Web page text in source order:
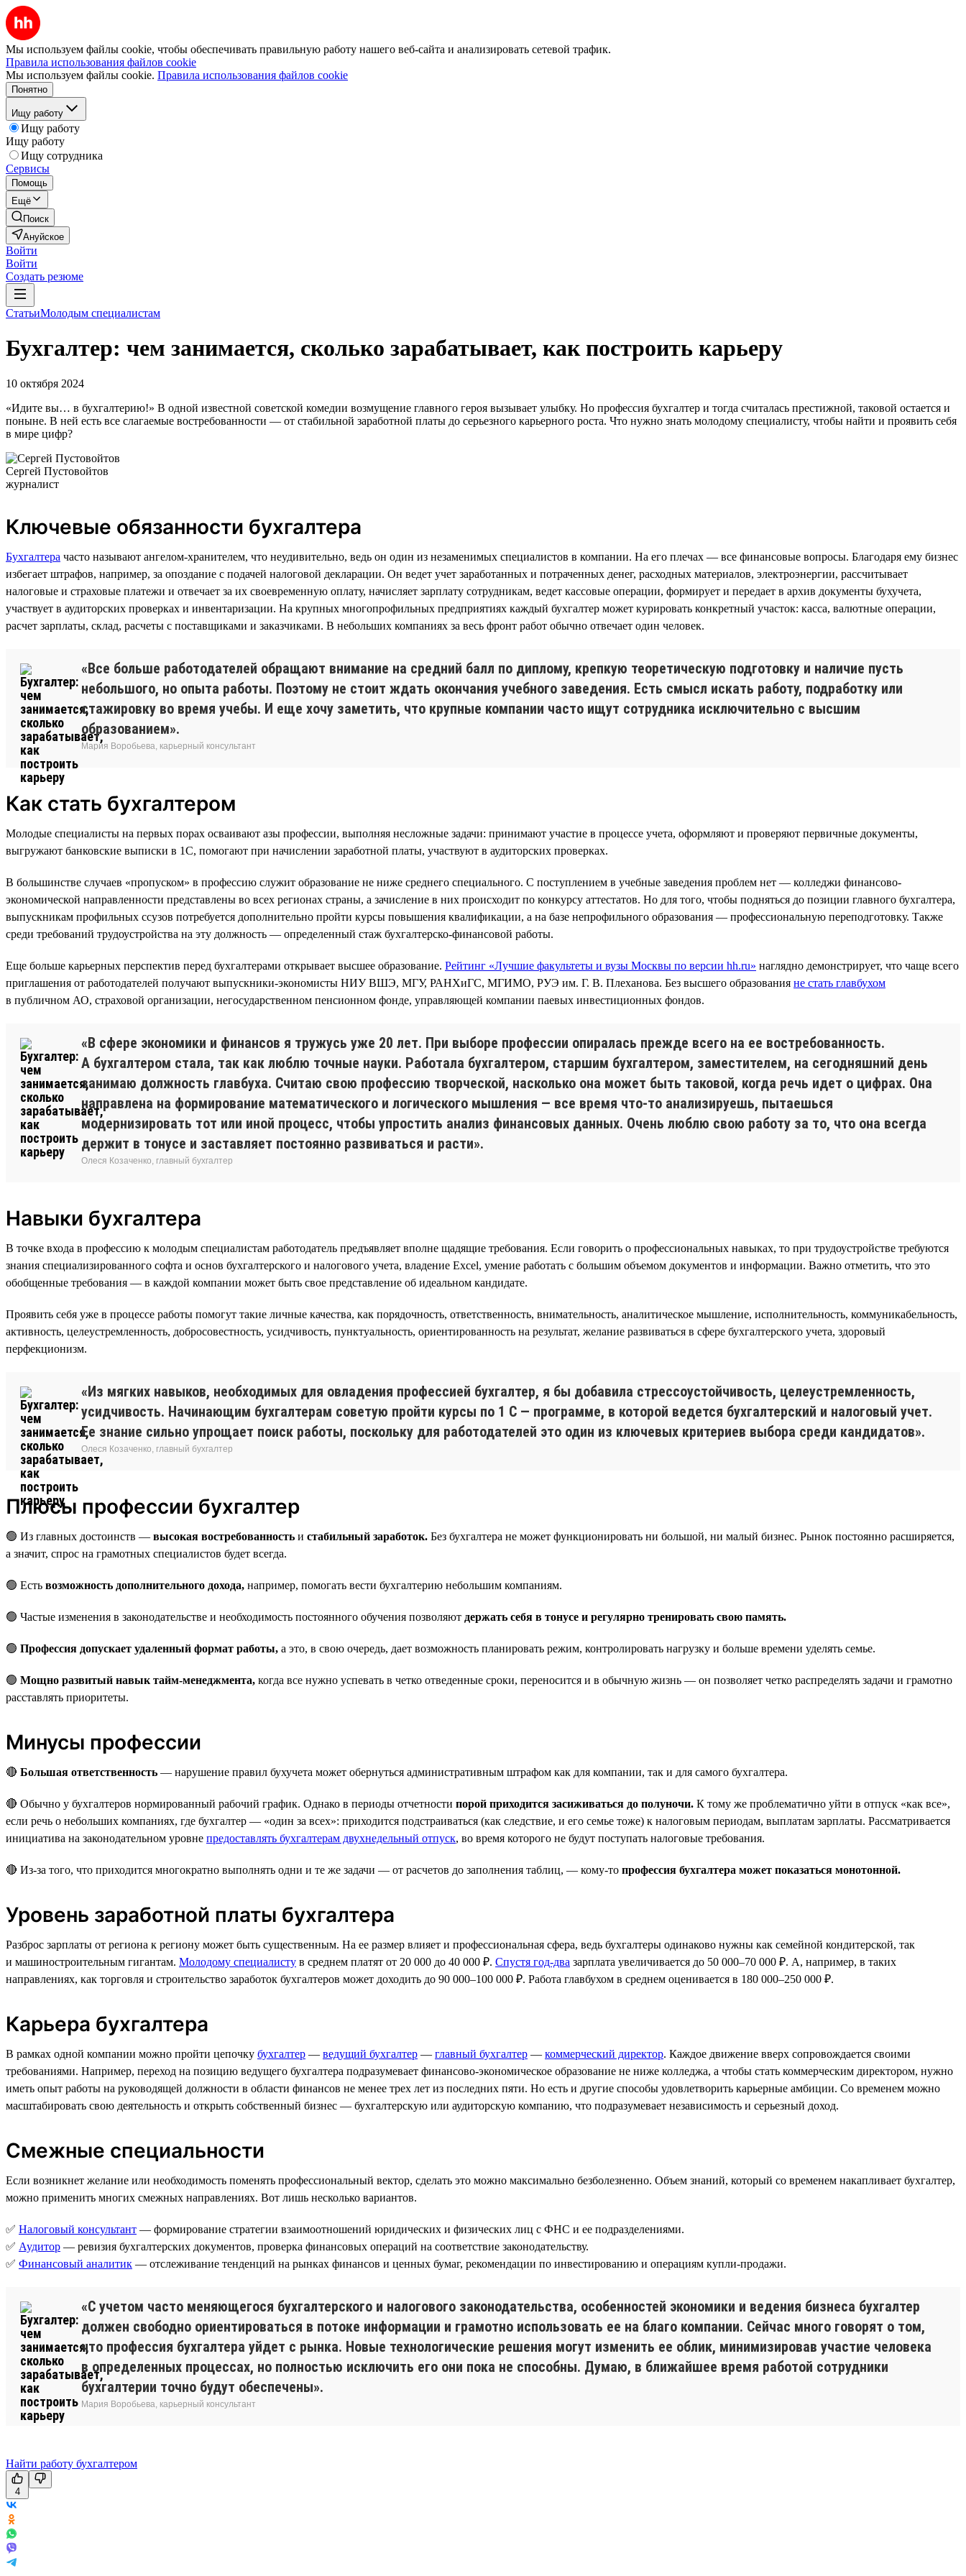
Мы используем файлы cookie, чтобы обеспечивать правильную работу нашего веб-сайта и анализировать сетевой трафик.
Правила использования файлов cookie
Мы используем файлы cookie. Правила использования файлов cookie
Понятно
Ищу работу
Ищу работу
Ищу работу
Ищу сотрудника
Сервисы
Помощь
Ещё
Поиск
Ануйское
Войти
Войти
Создать резюме
СтатьиМолодым специалистам
Бухгалтер: чем занимается, сколько зарабатывает, как построить карьеру
10 октября 2024
«Идите вы… в бухгалтерию!» В одной известной советской комедии возмущение главного героя вызывает улыбку. Но профессия бухгалтер и тогда считалась престижной, таковой остается и
поныне. В ней есть все слагаемые востребованности — от стабильной заработной платы до серьезного карьерного роста. Что нужно знать молодому специалисту, чтобы найти и проявить себя
в мире цифр?
Сергей Пустовойтов
журналист
Ключевые обязанности бухгалтера
Бухгалтера часто называют ангелом-хранителем, что неудивительно, ведь он один из незаменимых специалистов в компании. На его плечах — все финансовые вопросы. Благодаря ему бизнес
избегает штрафов, например, за опоздание с подачей налоговой декларации. Он ведет учет заработанных и потраченных денег, расходных материалов, электроэнергии, рассчитывает
налоговые и страховые платежи и отвечает за их своевременную оплату, начисляет зарплату сотрудникам, ведет кассовые операции, формирует и передает в архив документы бухучета,
участвует в аудиторских проверках и инвентаризации. На крупных многопрофильных предприятиях каждый бухгалтер может курировать конкретный участок: касса, валютные операции,
расчет зарплаты, склад, расчеты с поставщиками и заказчиками. В небольших компаниях за весь фронт работ обычно отвечает один человек.
«Все больше работодателей обращают внимание на средний балл по диплому, крепкую теоретическую подготовку и наличие пусть
небольшого, но опыта работы. Поэтому не стоит ждать окончания учебного заведения. Есть смысл искать работу, подработку или
стажировку во время учебы. И еще хочу заметить, что крупные компании часто ищут сотрудника исключительно с высшим
образованием».
Мария Воробьева, карьерный консультант
Как стать бухгалтером
Молодые специалисты на первых порах осваивают азы профессии, выполняя несложные задачи: принимают участие в процессе учета, оформляют и проверяют первичные документы,
выгружают банковские выписки в 1С, помогают при начислении заработной платы, участвуют в аудиторских проверках.
В большинстве случаев «пропуском» в профессию служит образование не ниже среднего специального. С поступлением в учебные заведения проблем нет — колледжи финансово-
экономической направленности представлены во всех регионах страны, а зачисление в них происходит по конкурсу аттестатов. Но для того, чтобы подняться до позиции главного бухгалтера,
выпускникам профильных ссузов потребуется дополнительно пройти курсы повышения квалификации, а на базе непрофильного образования — профессиональную переподготовку. Также
среди требований трудоустройства на эту должность — определенный стаж бухгалтерско-финансовой работы.
Еще больше карьерных перспектив перед бухгалтерами открывает высшее образование. Рейтинг «Лучшие факультеты и вузы Москвы по версии hh.ru» наглядно демонстрирует, что чаще всего
приглашения от работодателей получают выпускники-экономисты НИУ ВШЭ, МГУ, РАНХиГС, МГИМО, РУЭ им. Г. В. Плеханова. Без высшего образования не стать главбухом
в публичном АО, страховой организации, негосударственном пенсионном фонде, управляющей компании паевых инвестиционных фондов.
«В сфере экономики и финансов я тружусь уже 20 лет. При выборе профессии опиралась прежде всего на ее востребованность.
А бухгалтером стала, так как люблю точные науки. Работала бухгалтером, старшим бухгалтером, заместителем, на сегодняшний день
занимаю должность главбуха. Считаю свою профессию творческой, насколько она может быть таковой, когда речь идет о цифрах. Она
направлена на формирование математического и логического мышления — все время что-то анализируешь, пытаешься
модернизировать тот или иной процесс, чтобы упростить анализ финансовых данных. Очень люблю свою работу за то, что она всегда
держит в тонусе и заставляет постоянно развиваться и расти».
Олеся Козаченко, главный бухгалтер
Навыки бухгалтера
В точке входа в профессию к молодым специалистам работодатель предъявляет вполне щадящие требования. Если говорить о профессиональных навыках, то при трудоустройстве требуются
знания специализированного софта и основ бухгалтерского и налогового учета, владение Excel, умение работать с большим объемом документов и информации. Важно отметить, что это
обобщенные требования — в каждой компании может быть свое представление об идеальном кандидате.
Проявить себя уже в процессе работы помогут такие личные качества, как порядочность, ответственность, внимательность, аналитическое мышление, исполнительность, коммуникабельность,
активность, целеустремленность, добросовестность, усидчивость, пунктуальность, ориентированность на результат, желание развиваться в сфере бухгалтерского учета, здоровый
перфекционизм.
«Из мягких навыков, необходимых для овладения профессией бухгалтер, я бы добавила стрессоустойчивость, целеустремленность,
усидчивость. Начинающим бухгалтерам советую пройти курсы по 1 С — программе, в которой ведется бухгалтерский и налоговый учет.
Ее знание сильно упрощает поиск работы, поскольку для работодателей это один из ключевых критериев выбора среди кандидатов».
Олеся Козаченко, главный бухгалтер
Плюсы профессии бухгалтер
🟢 Из главных достоинств — высокая востребованность и стабильный заработок. Без бухгалтера не может функционировать ни большой, ни малый бизнес. Рынок постоянно расширяется,
а значит, спрос на грамотных специалистов будет всегда.
🟢 Есть возможность дополнительного дохода, например, помогать вести бухгалтерию небольшим компаниям.
🟢 Частые изменения в законодательстве и необходимость постоянного обучения позволяют держать себя в тонусе и регулярно тренировать свою память.
🟢 Профессия допускает удаленный формат работы, а это, в свою очередь, дает возможность планировать режим, контролировать нагрузку и больше времени уделять семье.
🟢 Мощно развитый навык тайм-менеджмента, когда все нужно успевать в четко отведенные сроки, переносится и в обычную жизнь — он позволяет четко распределять задачи и грамотно
расставлять приоритеты.
Минусы профессии
🔴 Большая ответственность — нарушение правил бухучета может обернуться административным штрафом как для компании, так и для самого бухгалтера.
🔴 Обычно у бухгалтеров нормированный рабочий график. Однако в периоды отчетности порой приходится засиживаться до полуночи. К тому же проблематично уйти в отпуск «как все»,
если речь о небольших компаниях, где бухгалтер — «один за всех»: приходится подстраиваться (как следствие, и его семье тоже) к налоговым периодам, выплатам зарплаты. Рассматривается
инициатива на законодательном уровне предоставлять бухгалтерам двухнедельный отпуск, во время которого не будут поступать налоговые требования.
🔴 Из-за того, что приходится многократно выполнять одни и те же задачи — от расчетов до заполнения таблиц, — кому-то профессия бухгалтера может показаться монотонной.
Уровень заработной платы бухгалтера
Разброс зарплаты от региона к региону может быть существенным. На ее размер влияет и профессиональная сфера, ведь бухгалтеры одинаково нужны как семейной кондитерской, так
и машиностроительным гигантам. Молодому специалисту в среднем платят от 20 000 до 40 000 ₽. Спустя год-два зарплата увеличивается до 50 000–70 000 ₽. А, например, в таких
направлениях, как торговля и строительство заработок бухгалтеров может доходить до 90 000–100 000 ₽. Работа главбухом в среднем оценивается в 180 000–250 000 ₽.
Карьера бухгалтера
В рамках одной компании можно пройти цепочку бухгалтер — ведущий бухгалтер — главный бухгалтер — коммерческий директор. Каждое движение вверх сопровождается своими
требованиями. Например, переход на позицию ведущего бухгалтера подразумевает финансово-экономическое образование не ниже колледжа, а чтобы стать коммерческим директором, нужно
иметь опыт работы на руководящей должности в области финансов не менее трех лет из последних пяти. Но есть и другие способы удовлетворить карьерные амбиции. Со временем можно
масштабировать свою деятельность и открыть собственный бизнес — бухгалтерскую или аудиторскую компанию, что подразумевает независимость и серьезный доход.
Смежные специальности
Если возникнет желание или необходимость поменять профессиональный вектор, сделать это можно максимально безболезненно. Объем знаний, который со временем накапливает бухгалтер,
можно применить многих смежных направлениях. Вот лишь несколько вариантов.
✅ Налоговый консультант — формирование стратегии взаимоотношений юридических и физических лиц с ФНС и ее подразделениями.
✅ Аудитор — ревизия бухгалтерских документов, проверка финансовых операций на соответствие законодательству.
✅ Финансовый аналитик — отслеживание тенденций на рынках финансов и ценных бумаг, рекомендации по инвестированию и операциям купли-продажи.
«С учетом часто меняющегося бухгалтерского и налогового законодательства, особенностей экономики и ведения бизнеса бухгалтер
должен свободно ориентироваться в потоке информации и грамотно использовать ее на благо компании. Сейчас много говорят о том,
что профессия бухгалтера уйдет с рынка. Новые технологические решения могут изменить ее облик, минимизировав участие человека
в определенных процессах, но полностью исключить его они пока не способны. Думаю, в ближайшее время работой сотрудники
бухгалтерии точно будут обеспечены».
Мария Воробьева, карьерный консультант
Найти работу бухгалтером
4